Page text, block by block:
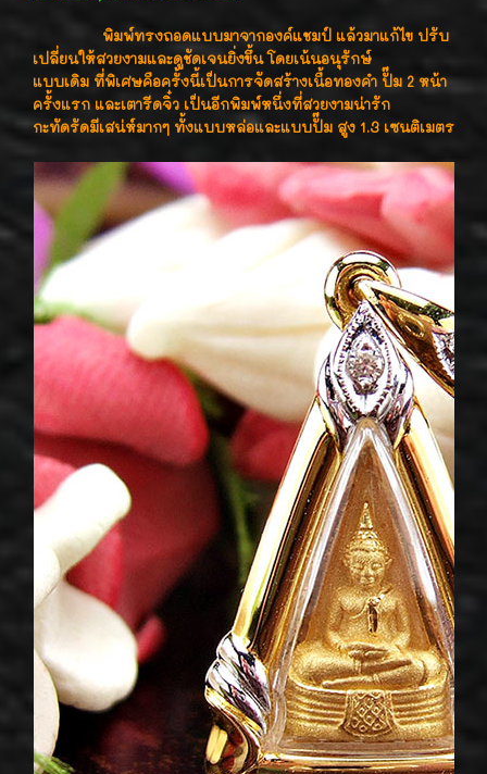
พิมพ์ทรงถอดแบบมาจากองค์แชมป์ แล้วมาแก้ไข ปรับ
เปลี่ยนให้สวยงามและดูชัดเจนยิ่งขึ้น โดยเน้นอนุรักษ์
แบบเดิม ที่พิเศษคือครั้งนี้เป็นการจัดสร้างเนื้อทองคำ ปั๊ม 2 หน้า
ครั้งแรก และเตารีดจิ๋ว เป็นอีกพิมพ์หนึ่งที่สวยงามน่ารัก
กะทัดรัดมีเสน่ห์มากๆ ทั้งแบบหล่อและแบบปั๊ม สูง 1.3 เซนติเมตร